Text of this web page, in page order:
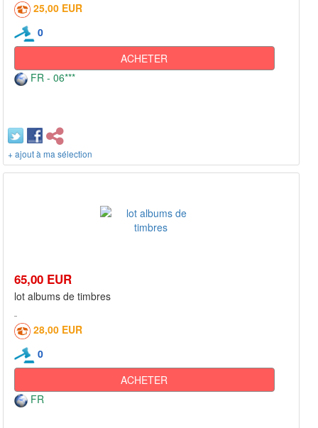
25,00 EUR
0
ACHETER
FR - 06***
+ ajout à ma sélection
65,00 EUR
lot albums de timbres
28,00 EUR
0
ACHETER
FR